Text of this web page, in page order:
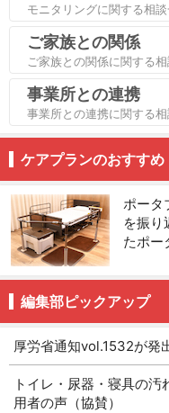
モニタリングに関する相
ご家族との関係
ご家族との関係に関する
事業所との連携
事業所との連携に関する
ケアプランのおすすめ
ポータ
を振り
たポー
編集部ピックアップ
厚労省通知vol.1532が発
トイレ・尿器・寝具の
用者の声（協賛）